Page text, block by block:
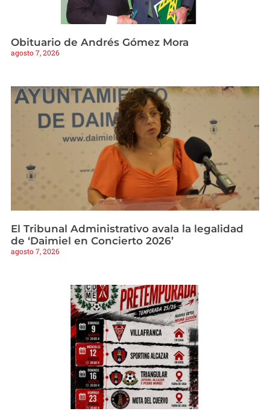
Obituario de Andrés Gómez Mora
agosto 7, 2026
El Tribunal Administrativo avala la legalidad
de ‘Daimiel en Concierto 2026’
agosto 7, 2026